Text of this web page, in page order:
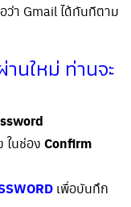
า Gmail ได้ทันทีตาม
นใหม่ ท่านจะ
ในช่อง Confirm
เพื่อบันทึก